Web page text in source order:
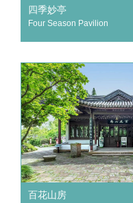
四季妙亭
Four Season Pavilion
百花山房